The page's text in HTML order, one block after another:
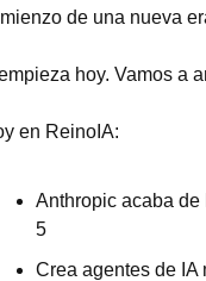
de una nueva
hoy. Vamos a
en ReinoIA:
Anthropic acaba
5
Crea agentes de IA